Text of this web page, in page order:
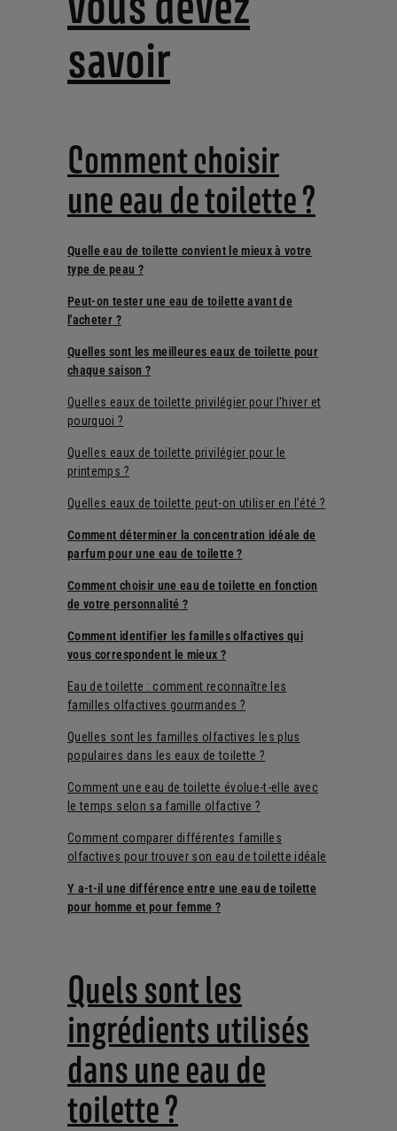
savoir
Comment choisir
une eau de toilette ?
Quelle eau de toilette convient le mieux à votre
type de peau ?
Peut-on tester une eau de toilette avant de
l'acheter ?
Quelles sont les meilleures eaux de toilette pour
chaque saison ?
Quelles eaux de toilette privilégier pour l'hiver et
pourquoi ?
Quelles eaux de toilette privilégier pour le
printemps ?
Quelles eaux de toilette peut-on utiliser en l'été ?
Comment déterminer la concentration idéale de
parfum pour une eau de toilette ?
Comment choisir une eau de toilette en fonction
de votre personnalité ?
Comment identifier les familles olfactives qui
vous correspondent le mieux ?
Eau de toilette : comment reconnaître les
familles olfactives gourmandes ?
Quelles sont les familles olfactives les plus
populaires dans les eaux de toilette ?
Comment une eau de toilette évolue-t-elle avec
le temps selon sa famille olfactive ?
Comment comparer différentes familles
olfactives pour trouver son eau de toilette idéale
Y a-t-il une différence entre une eau de toilette
pour homme et pour femme ?
Quels sont les
ingrédients utilisés
dans une eau de
toilette ?